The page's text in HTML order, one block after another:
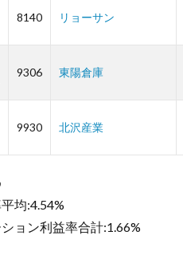
8140 リョーサン
9306 東陽倉庫
9930 北沢産業
均:4.54%
ョン利益率合計:1.66%